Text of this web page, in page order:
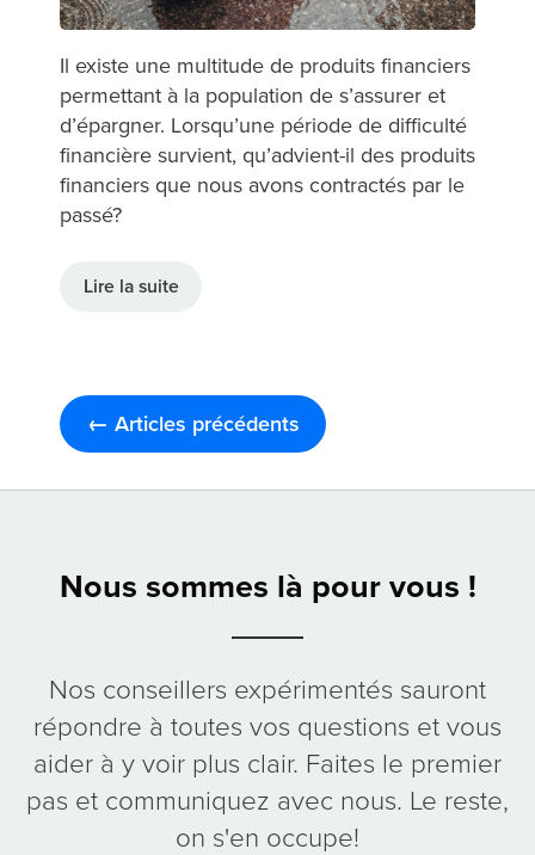
Il existe une multitude de produits financiers
permettant à la population de s’assurer et
d’épargner. Lorsqu’une période de difficulté
financière survient, qu’advient-il des produits
financiers que nous avons contractés par le
passé?
Lire la suite
← Articles précédents
Nous sommes là pour vous !
Nos conseillers expérimentés sauront
répondre à toutes vos questions et vous
aider à y voir plus clair. Faites le premier
pas et communiquez avec nous. Le reste,
on s'en occupe!